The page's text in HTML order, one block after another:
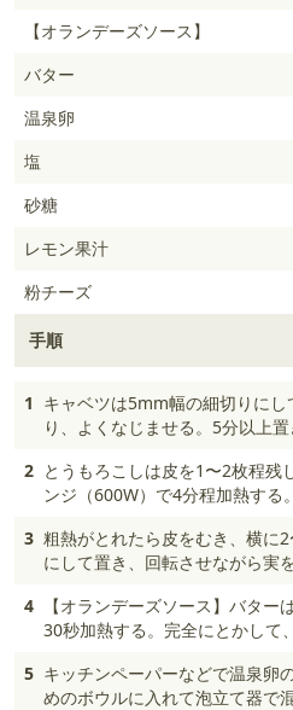
【オランデーズソース】
バター
温泉卵
塩
砂糖
レモン果汁
粉チーズ
手順
1 キャベツは5mm幅の細切りに
り、よくなじませる。5分以上置
2 とうもろこしは皮を1〜2枚程残
ンジ（600W）で4分程加熱する
3 粗熱がとれたら皮をむき、横に
にして置き、回転させながら実
4
【オランデーズソース】バタ
30秒加熱する。完全にとかして
5 キッチンペーパーなどで温泉卵
めのボウルに入れて泡立て器で混